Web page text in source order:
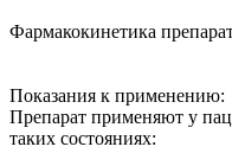
Фармакокинетика
Показания к применению:
Препарат применяют у
таких состояниях: